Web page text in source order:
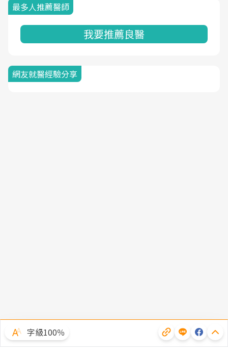
最多人推薦醫師
我要推薦良醫
網友就醫經驗分享
字級100％